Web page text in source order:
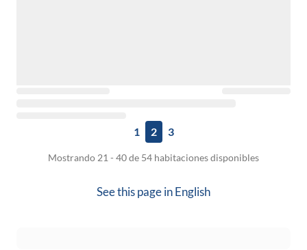
1 2 3
Mostrando 21 - 40 de 54 habitaciones disponibles
See this page inEnglish